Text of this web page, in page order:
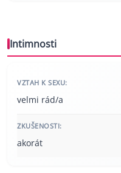
Intimnosti
VZTAH K SEXU:
velmi rád/a
ZKUŠENOSTI:
akorát